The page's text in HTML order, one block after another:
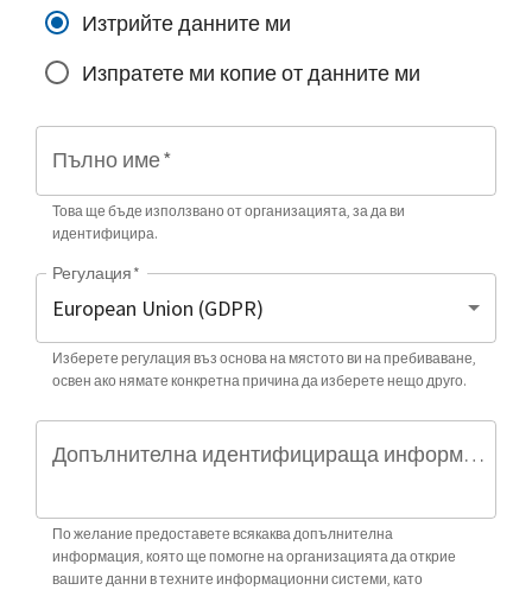
Изтрийте данните ми
Изпратете ми копие от данните ми
Пълно име*
Това ще бъде използвано от организацията, за да ви
идентифицира.
Регулация*
Изберете регулация въз основа на мястото ви на пребиваване,
освен ако нямате конкретна причина да изберете нещо друго.
Допълнителна идентифицираща информация (по избор)
По желание предоставете всякаква допълнителна
информация, която ще помогне на организацията да открие
вашите данни в техните информационни системи, като